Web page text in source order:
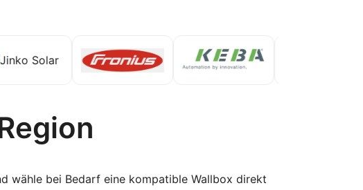
wähle bei Bedarf eine kompatible Wallbox direkt